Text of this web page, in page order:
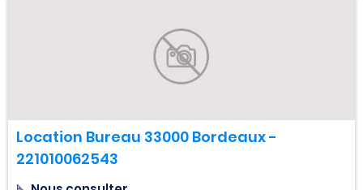
Location Bureau 33000 Bordeaux -
221010062543